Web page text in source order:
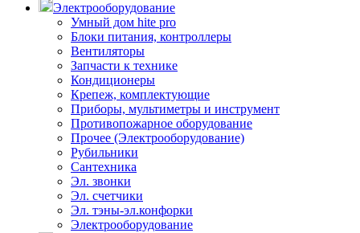
Электрооборудование
Умный дом hite pro
Блоки питания, контроллеры
Вентиляторы
Запчасти к технике
Кондиционеры
Крепеж, комплектующие
Приборы, мультиметры и инструмент
Противопожарное оборудование
Прочее (Электрооборудование)
Рубильники
Сантехника
Эл. звонки
Эл. счетчики
Эл. тэны-эл.конфорки
Электрооборудование